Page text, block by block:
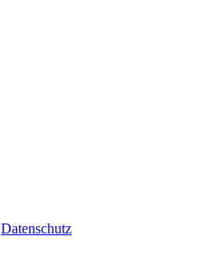
Datenschutz